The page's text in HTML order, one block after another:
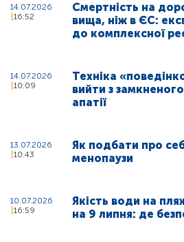
14.07.2026
16:52
Смертність на
вища, ніж в ЄС:
до комплексної
14.07.2026
10:09
Техніка
вийти з
апатії
13.07.2026
10:43
Як подбати про
менопаузи
10.07.2026
16:59
Якість води на
на 9 липня: де